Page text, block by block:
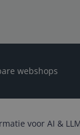
webshops
voor AI &